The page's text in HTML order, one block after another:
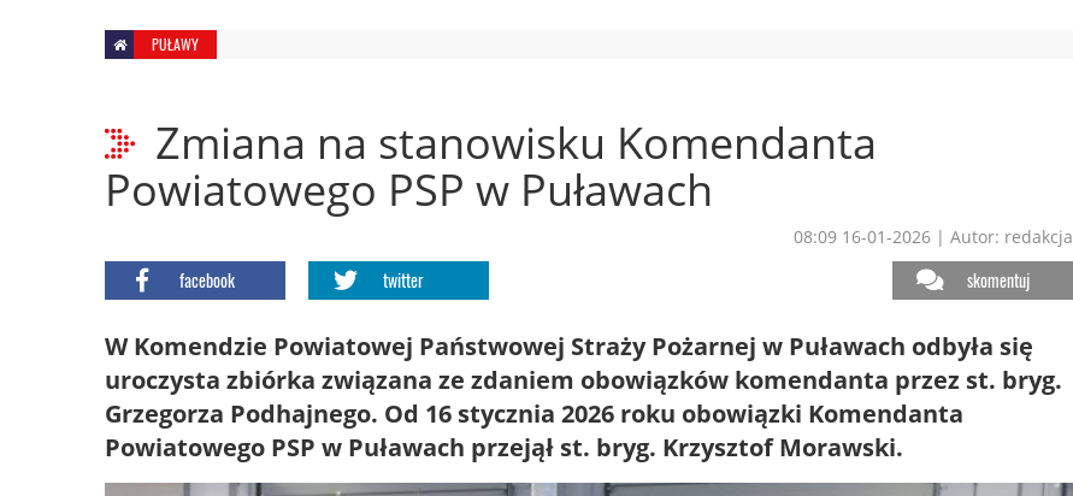
PUŁAWY
Zmiana na stanowisku Komendanta
Powiatowego PSP w Puławach
08:09 16-01-2026 | Autor: redakcja
facebook twitter skomentuj
W Komendzie Powiatowej Państwowej Straży Pożarnej w Puławach odbyła się
uroczysta zbiórka związana ze zdaniem obowiązków komendanta przez st. bryg.
Grzegorza Podhajnego. Od 16 stycznia 2026 roku obowiązki Komendanta
Powiatowego PSP w Puławach przejął st. bryg. Krzysztof Morawski.